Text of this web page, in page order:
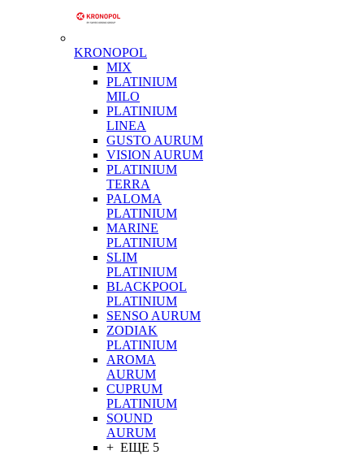
KRONOPOL
MIX
PLATINIUM
MILO
PLATINIUM
LINEA
GUSTO AURUM
VISION AURUM
PLATINIUM
TERRA
PALOMA
PLATINIUM
MARINE
PLATINIUM
SLIM
PLATINIUM
BLACKPOOL
PLATINIUM
SENSO AURUM
ZODIAK
PLATINIUM
AROMA
AURUM
CUPRUM
PLATINIUM
SOUND
AURUM
+ ЕЩЕ 5